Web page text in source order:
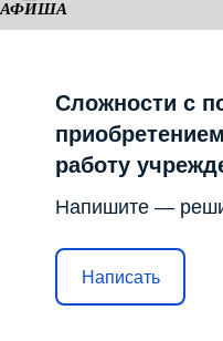
АФИША
Сложности с
работу
Напишите —
Написать